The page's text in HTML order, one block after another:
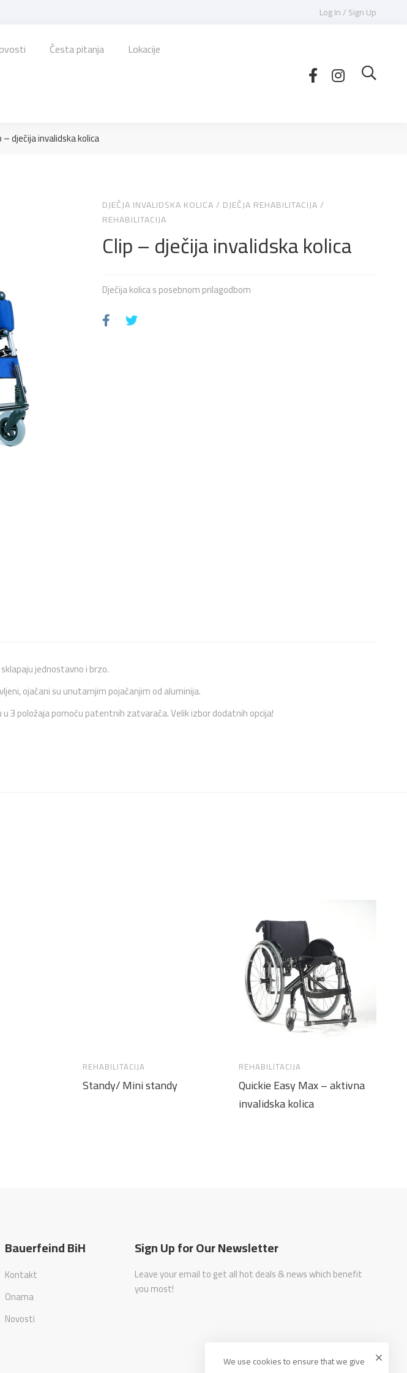
Log In / Sign Up
Česta pitanja Lokacije
– dječija invalidska kolica
DJEČJA INVALIDSKA KOLICA/ DJEČJA REHABILITACIJA/
REHABILITACIJA
Clip – dječija invalidska kolica
Dječija kolica s posebnom prilagodbom
jednostavno i brzo.
ojačani su unutarnjim pojačanjim od aluminija.
3 položaja pomoću patentnih zatvarača. Velik izbor dodatnih opcija!
REHABILITACIJA
Standy/ Mini standy
REHABILITACIJA
Quickie Easy Max – aktivna
invalidska kolica
Bauerfeind BiH
Kontakt
Onama
Novosti
Sign Up for Our Newsletter
Leave your email to get all hot deals & news which benefit
you most!
We use cookies to ensure that we give